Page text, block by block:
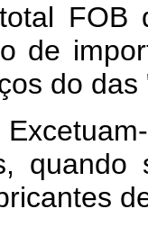
FOB
de
do